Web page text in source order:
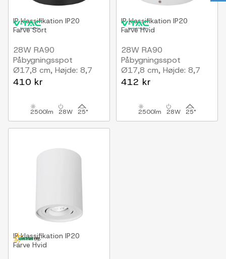
IP klassifikation IP20
FarveSort
28W RA90
Påbygningsspot
Ø17,8 cm, Højde: 8,7
cm, Sort, CCT - 3
410 kr
2500lm 28W 25°
IP klassifikation IP20
FarveHvid
28W RA90
Påbygningsspot
Ø17,8 cm, Højde: 8,7
cm, CCT, 3 lyskulører,
412 kr
2500lm 28W 25°
IP klassifikation IP20
Farve Hvid